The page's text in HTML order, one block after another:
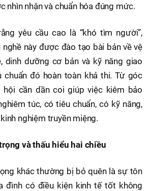
nhìn nhận và chuẩn hóa đúng mức.
yêu cầu cao là “khó tìm người”,
này được đào tạo bài bản về vệ
dinh dưỡng cơ bản và kỹ năng giao
chuẩn đó hoàn toàn khả thi. Từ góc
hội cần dần coi giúp việc kiêm bảo
túc, có tiêu chuẩn, có kỹ năng,
nghiệm truyền miệng.
và thấu hiểu hai chiều
khác thường bị bỏ quên là sự tôn
đình có điều kiện kinh tế tốt không